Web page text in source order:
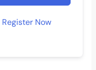
Register Now